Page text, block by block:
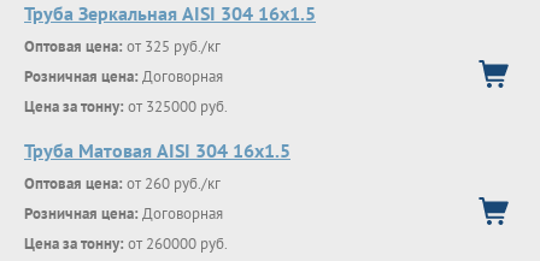
Труба Зеркальная AISI 304 16х1.5
Оптовая цена: от 325 руб./кг
Розничная цена: Договорная
Цена за тонну: от 325000 руб.
Труба Матовая AISI 304 16х1.5
Оптовая цена: от 260 руб./кг
Розничная цена: Договорная
Цена за тонну: от 260000 руб.